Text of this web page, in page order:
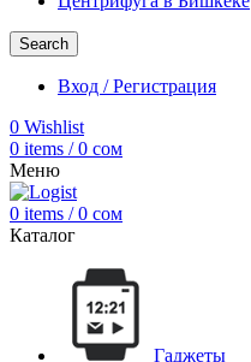
Search
Вход / Регистрация
0 Wishlist
0 items / 0 сом
Меню
0 items / 0 сом
Каталог
Гаджеты